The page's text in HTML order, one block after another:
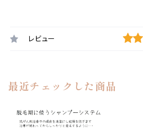
レビュー
最近チェックした商品